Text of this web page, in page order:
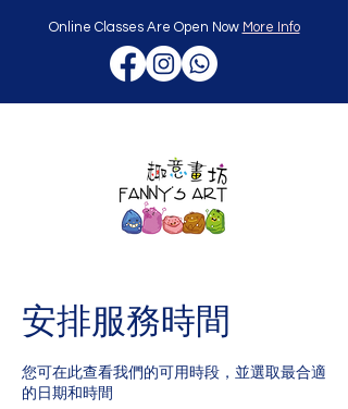
Online Classes Are Open Now More Info
安排服務時間
您可在此查看我們的可用時段，並選取最合適
的日期和時間